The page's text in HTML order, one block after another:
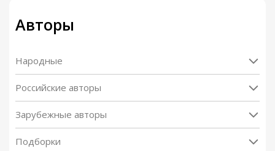
Авторы
Народные
Российские авторы
Зарубежные авторы
Подборки